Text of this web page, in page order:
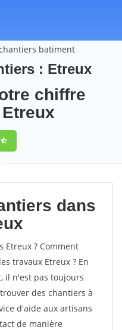
batiment
: Etreux
chiffre
57
dans
Etreux ? Comment
travaux Etreux ? En
il n'est pas toujours
des chantiers à
d'aide aux artisans
de manière